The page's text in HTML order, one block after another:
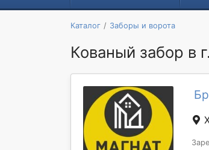
Каталог Заборы и ворота
Кованый забор в